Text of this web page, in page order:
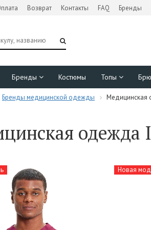
Возврат Контакты FAQ Бренды
Бренды Костюмы Топы
Бренды медицинской одежды Медицинская
Новая